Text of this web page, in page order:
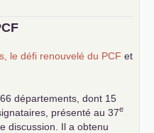
le défi renouvelé du PCF et
départements, dont 15
présenté au 37e
discussion. Il a obtenu